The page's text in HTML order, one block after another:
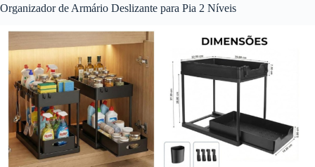
Organizador de Armário Deslizante para Pia 2 Níveis